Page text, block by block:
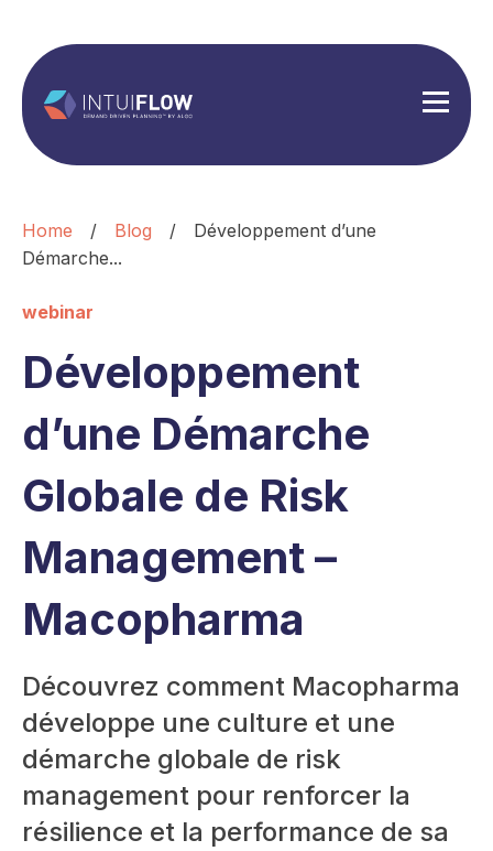
Home / Blog / Développement d’une
Démarche...
webinar
Développement
d’une Démarche
Globale de Risk
Management –
Macopharma
Découvrez comment Macopharma
développe une culture et une
démarche globale de risk
management pour renforcer la
résilience et la performance de sa